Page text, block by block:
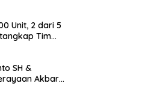
Unit, 2 dari 5
Tim
SH &
Akbar